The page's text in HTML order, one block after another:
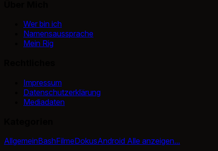
Wer bin ich
Namensaussprache
Mein Rig
Impressum
Datenschutzerklärung
Mediadaten
AllgemeinBashFilmeDokusAndroid Alle anzeigen...